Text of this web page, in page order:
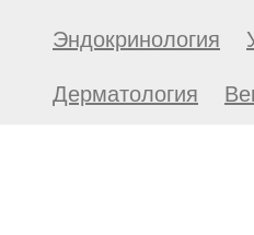
Эндокринология
Дерматология